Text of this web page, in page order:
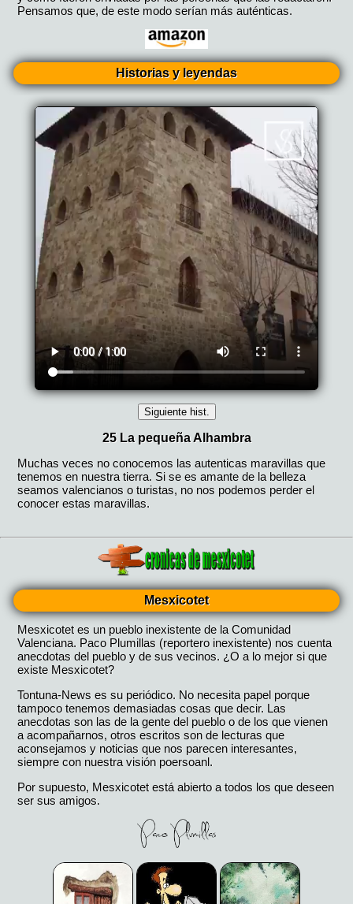
Pensamos que, de este modo serían más auténticas.
Historias y leyendas
Mesxicotet
Mesxicotet es un pueblo inexistente de la Comunidad
Valenciana. Paco Plumillas (reportero inexistente) nos cuenta
anecdotas del pueblo y de sus vecinos. ¿O a lo mejor si que
existe Mesxicotet?
Tontuna-News es su periódico. No necesita papel porque
tampoco tenemos demasiadas cosas que decir. Las
anecdotas son las de la gente del pueblo o de los que vienen
a acompañarnos, otros escritos son de lecturas que
aconsejamos y noticias que nos parecen interesantes,
siempre con nuestra visión poersoanl.
Por supuesto, Mesxicotet está abierto a todos los que deseen
ser sus amigos.